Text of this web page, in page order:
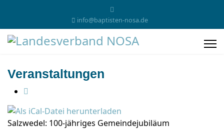
info@baptisten-nosa.de
Veranstaltungen
Salzwedel: 100-jähriges Gemeindejubiläum